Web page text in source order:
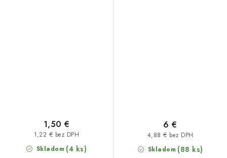
Skladom (4 ks)
1,22 € bez DPH
1,50 €
Skladom (88 ks)
4,88 € bez DPH
6 €